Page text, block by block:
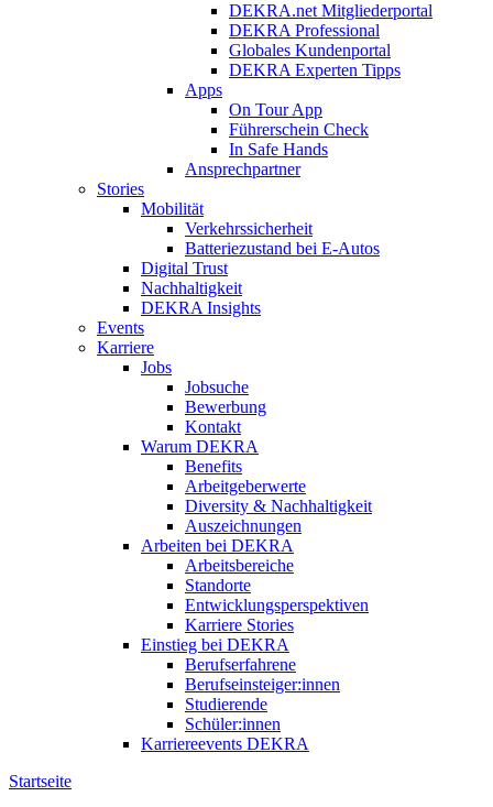
DEKRA.net Mitgliederportal
DEKRA Professional
Globales Kundenportal
DEKRA Experten Tipps
Apps
On Tour App
Führerschein Check
In Safe Hands
Ansprechpartner
Stories
Mobilität
Verkehrssicherheit
Batteriezustand bei E-Autos
Digital Trust
Nachhaltigkeit
DEKRA Insights
Events
Karriere
Jobs
Jobsuche
Bewerbung
Kontakt
Warum DEKRA
Benefits
Arbeitgeberwerte
Diversity & Nachhaltigkeit
Auszeichnungen
Arbeiten bei DEKRA
Arbeitsbereiche
Standorte
Entwicklungsperspektiven
Karriere Stories
Einstieg bei DEKRA
Berufserfahrene
Berufseinsteiger:innen
Studierende
Schüler:innen
Karriereevents DEKRA
Startseite